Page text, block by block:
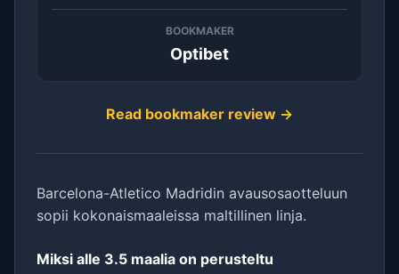
BOOKMAKER
Optibet
Read bookmaker review →
Barcelona-Atletico Madridin avausosaotteluun
sopii kokonaismaaleissa maltillinen linja.
Miksi alle 3.5 maalia on perusteltu